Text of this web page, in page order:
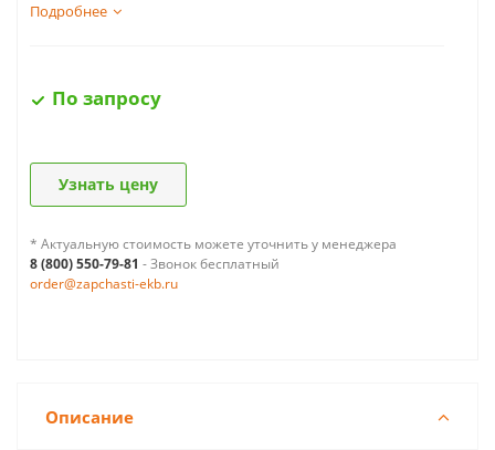
Подробнее
По запросу
Узнать цену
* Актуальную стоимость можете уточнить у менеджера
8 (800) 550-79-81 - Звонок бесплатный
order@zapchasti-ekb.ru
Описание